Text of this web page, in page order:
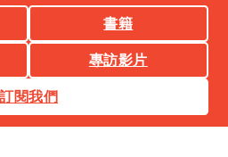
書籍
專訪影片
訂閱我們